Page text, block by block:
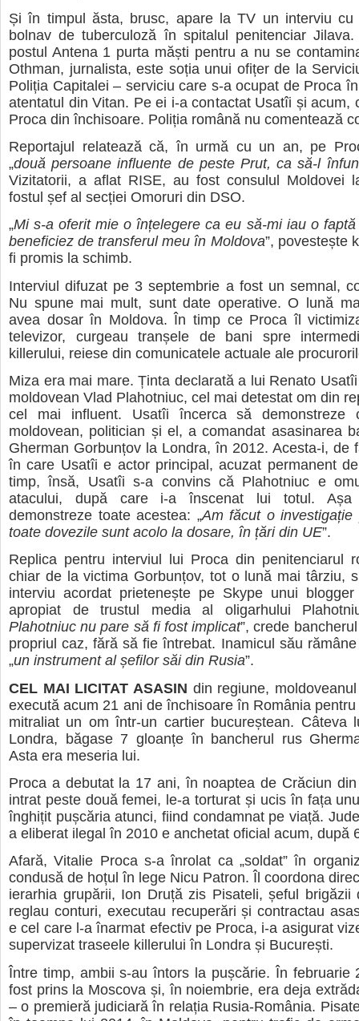
Și în timpul ăsta, brusc, apare la TV un interviu cu
bolnav de tuberculoză în spitalul penitenciar
postul Antena 1 purta măști pentru a nu se
Othman, jurnalista, este soția unui ofițer de la
Poliția Capitalei – serviciu care s-a ocupat de Proca
atentatul din Vitan. Pe ei i-a contactat Usatîi și acum,
Proca din închisoare. Poliția română nu comentează
Reportajul relatează că, în urmă cu un an, pe
„două persoane influente de peste Prut, ca să-l
Vizitatorii, a aflat RISE, au fost consulul Moldovei
fostul șef al secției Omoruri din DSO.
„Mi s-a ofe­rit mie o înțe­le­ge­re ca eu să-mi iau o
bene­fi­ciez de trans­fe­rul meu în Mol­do­va”, povestește
fi promis la schimb.
Interviul difuzat pe 3 septembrie a fost un semnal,
Nu spune mai mult, sunt date operative. O lună
avea dosar în Moldova. În timp ce Proca îl
televizor, curgeau tranșele de bani spre
killerului, reiese din comunicatele actuale ale
Miza era mai mare. Ținta declarată a lui Renato
moldovean Vlad Plahotniuc, cel mai detestat om din
cel mai influent. Usatîi încerca să demonstreze
moldovean, politician și el, a comandat asasinarea
Gherman Gorbunțov la Londra, în 2012. Acesta-i, de
în care Usatîi e actor principal, acuzat permanent
timp, însă, Usatîi s-a convins că Plahotniuc e
atacului, după care i-a înscenat lui totul.
demonstreze toate acestea: „Am făcut o investigație
toate dovezile sunt acolo la dosare, în țări din UE”.
Replica pentru interviul lui Proca din penitenciarul
chiar de la victima Gorbunțov, tot o lună mai târziu,
interviu acordat prietenește pe Skype unui
apropiat de trustul media al oligarhului
Plahotniuc nu pare să fi fost implicat”, crede
propriul caz, fără să fie întrebat. Inamicul său
„un instrument al șefilor săi din Rusia”.
CEL MAI LICITAT ASASIN din regiune,
execută acum 21 ani de închisoare în România
mitraliat un om într-un cartier bucureștean. Câteva
Londra, băgase 7 gloanțe în bancherul rus
Asta era meseria lui.
Proca a debutat la 17 ani, în noaptea de Crăciun
intrat peste două femei, le-a torturat și ucis în fața
înghițit pușcăria atunci, fiind condamnat pe viață.
a eliberat ilegal în 2010 e anchetat oficial acum, după
Afară, Vitalie Proca s-a înrolat ca „soldat” în
condusă de hoțul în lege Nicu Patron. Îl coordona
ierarhia grupării, Ion Druță zis Pisateli, șeful brigăzii
reglau conturi, executau recuperări și contractau
e cel care l-a înarmat efectiv pe Proca, i-a asigurat
supervizat traseele killerului în Londra și București.
Între timp, ambii s-au întors la pușcărie. În februarie
fost prins la Moscova și, în noiembrie, era deja
– o premieră judiciară în relația Rusia-România.